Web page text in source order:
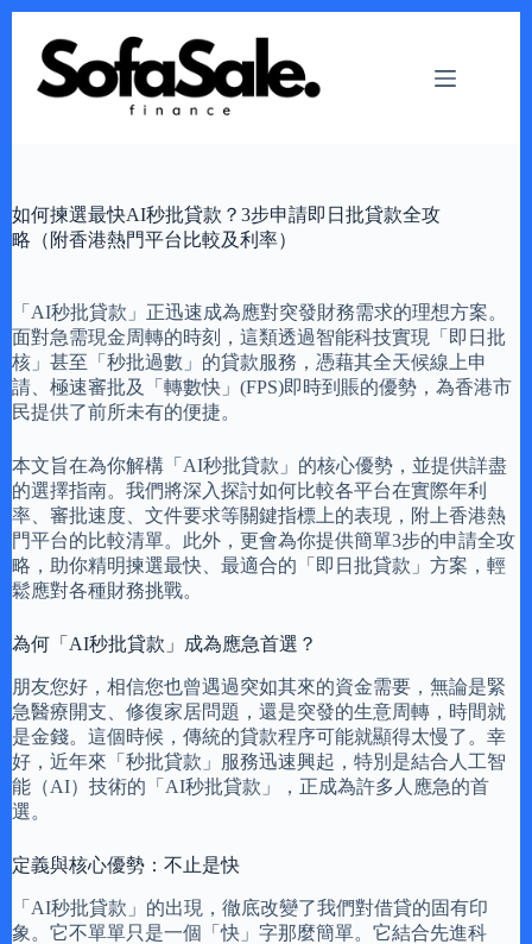
content
如何揀選最快AI秒批貸款？3步申請即日批貸款全攻
略（附香港熱門平台比較及利率）
「AI秒批貸款」正迅速成為應對突發財務需求的理想方案。
面對急需現金周轉的時刻，這類透過智能科技實現「即日批
核」甚至「秒批過數」的貸款服務，憑藉其全天候線上申
請、極速審批及「轉數快」(FPS)即時到賬的優勢，為香港市
民提供了前所未有的便捷。
本文旨在為你解構「AI秒批貸款」的核心優勢，並提供詳盡
的選擇指南。我們將深入探討如何比較各平台在實際年利
率、審批速度、文件要求等關鍵指標上的表現，附上香港熱
門平台的比較清單。此外，更會為你提供簡單3步的申請全攻
略，助你精明揀選最快、最適合的「即日批貸款」方案，輕
鬆應對各種財務挑戰。
為何「AI秒批貸款」成為應急首選？
朋友您好，相信您也曾遇過突如其來的資金需要，無論是緊
急醫療開支、修復家居問題，還是突發的生意周轉，時間就
是金錢。這個時候，傳統的貸款程序可能就顯得太慢了。幸
好，近年來「秒批貸款」服務迅速興起，特別是結合人工智
能（AI）技術的「AI秒批貸款」，正成為許多人應急的首
選。
定義與核心優勢：不止是快
「AI秒批貸款」的出現，徹底改變了我們對借貸的固有印
象。它不單單只是一個「快」字那麼簡單。它結合先進科